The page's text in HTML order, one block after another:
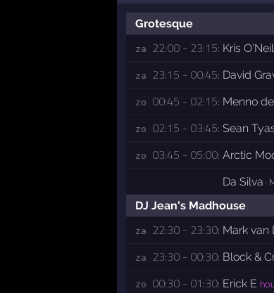
Grotesque
za 22:00 - 23:15: Kris O'Neil
za 23:15 - 00:45: David
zo 00:45 - 02:15: Menno
zo 02:15 - 03:45: Sean
zo 03:45 - 05:00: Arctic
Da Silva ·
DJ Jean's Madhouse
za 22:30 - 23:30: Mark van
za 23:30 - 00:30: Block &
zo 00:30 - 01:30: Erick E